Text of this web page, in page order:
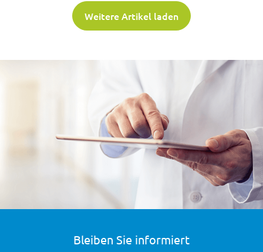
Weitere Artikel laden
Bleiben Sie informiert